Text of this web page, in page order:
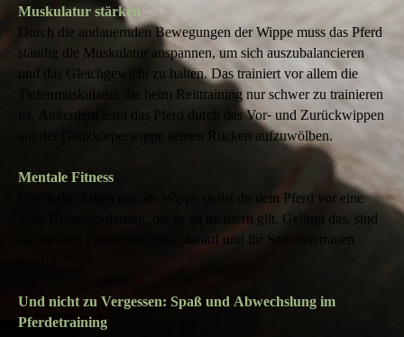
Muskulatur stärken
Durch die andauernden Bewegungen der Wippe muss das Pferd
ständig die Muskulatur anspannen, um sich auszubalancieren
und das Gleichgewicht zu halten. Das trainiert vor allem die
Tiefenmuskulatur, die beim Reittraining nur schwer zu trainieren
ist. Außerdem lernt das Pferd durch das Vor- und Zurückwippen
auf der Ganzkörperwippe seinen Rücken aufzuwölben.
Mentale Fitness
Durch die Arbeit mit der Wippe stellst du dein Pferd vor eine
neue Herausforderung, die es zu meistern gilt. Gelingt das, sind
die meisten Pferde sehr stolz darauf und ihr Selbstvertrauen
Und nicht zu Vergessen: Spaß und Abwechslung im
Pferdetraining